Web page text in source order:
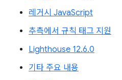
레거시 JavaScript
추측에서 규칙 태그 지원
Lighthouse 12.6.0
기타 주요 내용